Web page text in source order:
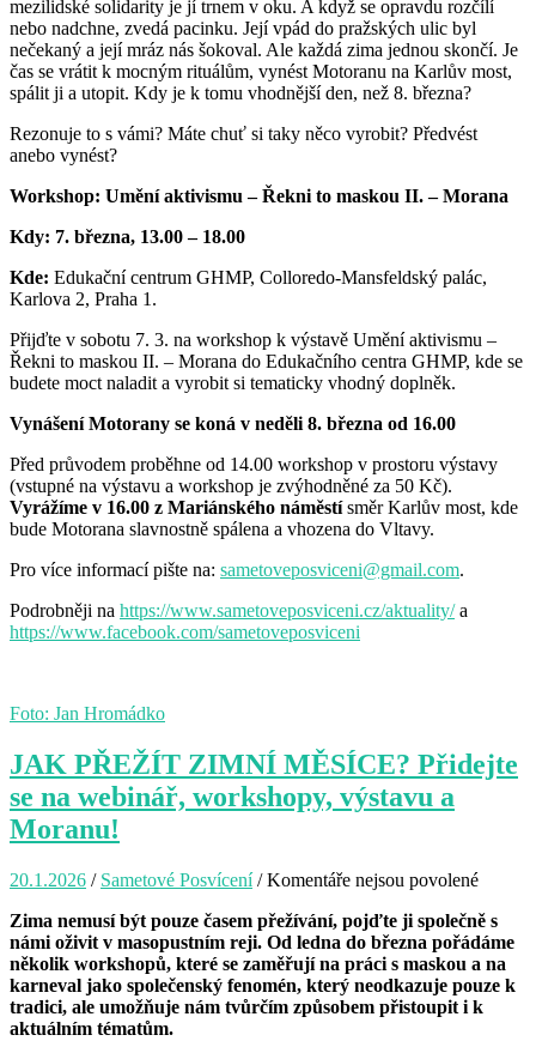
Umění
mezilidské solidarity je jí trnem v oku. A když se opravdu rozčílí
nebo nadchne, zvedá pacinku. Její vpád do pražských ulic byl
nečekaný a její mráz nás šokoval. Ale každá zima jednou skončí. Je
čas se vrátit k mocným rituálům, vynést Motoranu na Karlův most,
spálit ji a utopit. Kdy je k tomu vhodnější den, než 8. března?
Rezonuje to s vámi? Máte chuť si taky něco vyrobit? Předvést
anebo vynést?
Workshop: Umění aktivismu – Řekni to maskou II. – Morana
Kdy: 7. března, 13.00 – 18.00
Kde: Edukační centrum GHMP, Colloredo-Mansfeldský palác,
Karlova 2, Praha 1.
Přijďte v sobotu 7. 3. na workshop k výstavě Umění aktivismu –
Řekni to maskou II. – Morana do Edukačního centra GHMP, kde se
budete moct naladit a vyrobit si tematicky vhodný doplněk.
Vynášení Motorany se koná v neděli 8. března od 16.00
Před průvodem proběhne od 14.00 workshop v prostoru výstavy
(vstupné na výstavu a workshop je zvýhodněné za 50 Kč).
Vyrážíme v 16.00 z Mariánského náměstísměr Karlův most, kde
bude Motorana slavnostně spálena a vhozena do Vltavy.
Pro více informací pište na: sametoveposviceni@gmail.com.
Podrobněji na https://www.sametoveposviceni.cz/aktuality/a
https://www.facebook.com/sametoveposviceni
Foto: Jan Hromádko
JAK PŘEŽÍT ZIMNÍ MĚSÍCE? Přidejte
se na webinář, workshopy, výstavu a
Moranu!
20.1.2026 / Sametové Posvícení /Komentáře nejsou povolené
s
názvem
JAK
ZIMNÍ
Zima nemusí být pouze časem přežívání, pojďte ji společně s
námi oživit v masopustním reji. Od ledna do března pořádáme
několik workshopů, které se zaměřují na práci s maskou a na
karneval jako společenský fenomén, který neodkazuje pouze k
tradici, ale umožňuje nám tvůrčím způsobem přistoupit i k
aktuálním tématům.